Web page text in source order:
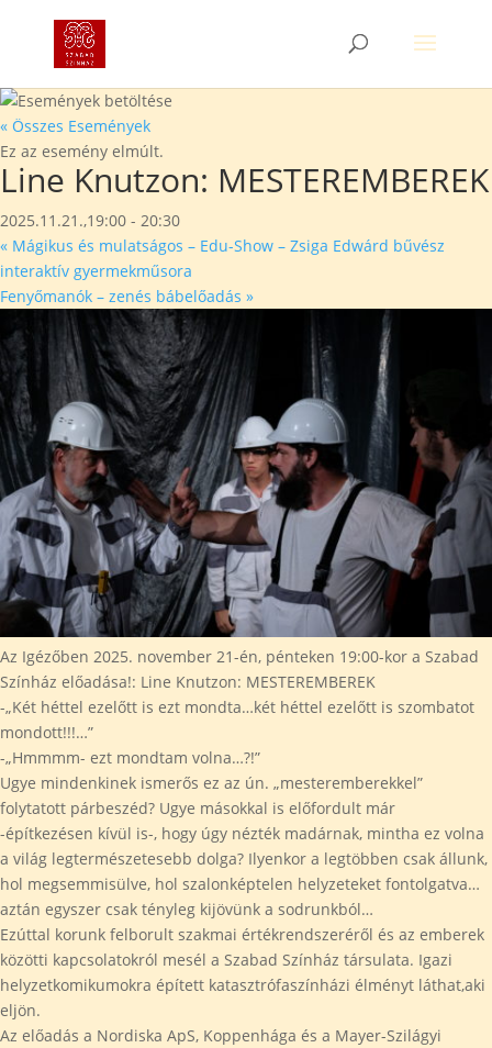
« Összes Események
Ez az esemény elmúlt.
Line Knutzon: MESTEREMBEREK
2025.11.21.,19:00 - 20:30
« Mágikus és mulatságos – Edu-Show – Zsiga Edwárd bűvész
interaktív gyermekműsora
Fenyőmanók – zenés bábelőadás »
Az Igézőben 2025. november 21-én, pénteken 19:00-kor a Szabad
Színház előadása!: Line Knutzon: MESTEREMBEREK
-„Két héttel ezelőtt is ezt mondta…két héttel ezelőtt is szombatot
mondott!!!…”
-„Hmmmm- ezt mondtam volna…?!”
Ugye mindenkinek ismerős ez az ún. „mesteremberekkel”
folytatott párbeszéd? Ugye másokkal is előfordult már
-építkezésen kívül is-, hogy úgy nézték madárnak, mintha ez volna
a világ legtermészetesebb dolga? Ilyenkor a legtöbben csak állunk,
hol megsemmisülve, hol szalonképtelen helyzeteket fontolgatva…
aztán egyszer csak tényleg kijövünk a sodrunkból…
Ezúttal korunk felborult szakmai értékrendszeréről és az emberek
közötti kapcsolatokról mesél a Szabad Színház társulata. Igazi
helyzetkomikumokra épített katasztrófaszínházi élményt láthat,aki
eljön.
Az előadás a Nordiska ApS, Koppenhága és a Mayer-Szilágyi